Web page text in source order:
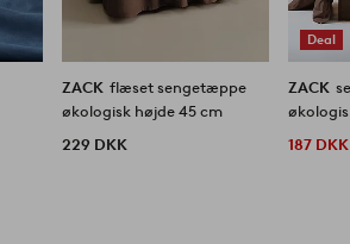
ZACK flæset sengetæppe
økologisk højde 45 cm
229 DKK
Deal
ZACK
187 DKK